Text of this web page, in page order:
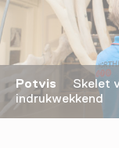
Potvis Skelet
indrukwekkend